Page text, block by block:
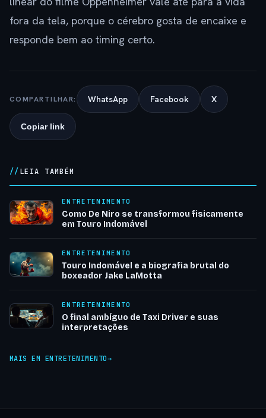
fora da tela, porque o cérebro gosta de encaixe e
responde bem ao timing certo.
COMPARTILHAR: WhatsApp Facebook X
Copiar link
LEIA TAMBÉM
ENTRETENIMENTO
Como De Niro se transformou fisicamente
em Touro Indomável
ENTRETENIMENTO
Touro Indomável e a biografia brutal do
boxeador Jake LaMotta
ENTRETENIMENTO
O final ambíguo de Taxi Driver e suas
interpretações
MAIS EM ENTRETENIMENTO